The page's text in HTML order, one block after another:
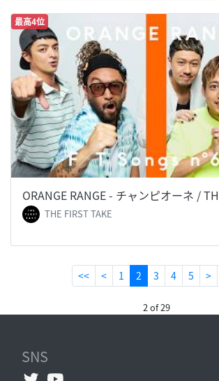
最高4位
ORANGE RANGE - チャンピオーネ /
THE FIRST TAKE
<< < 1 2 (current)
3 4 5 >
2 of 29
SNS